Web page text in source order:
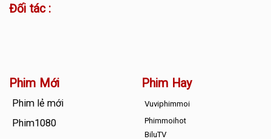
Đối tác :
Phim Mới
Phim lẻ mới
Phim1080
Phim Hay
Vuviphimmoi
Phimmoihot
BiluTV